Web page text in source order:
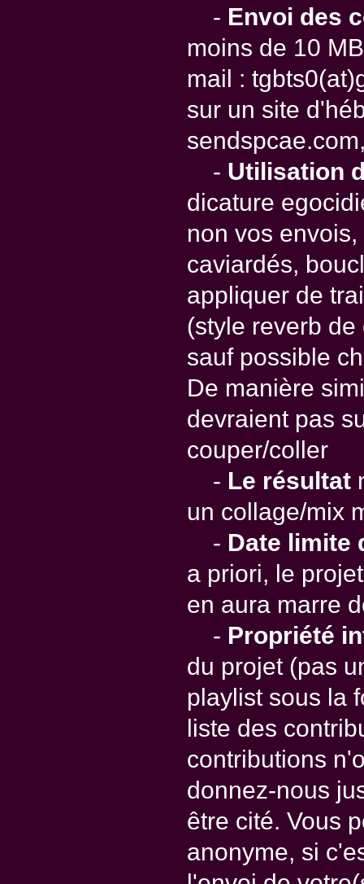
- Envoi des
moins de 10
mail :
sur un site
- Utilisation
dicature
non vos
caviardés,
appliquer de
(style reverb
sauf possible
De manière
devraient pas
couper/coller
- Le résultat
un collage/mix
- Date limite
a priori, le
en aura marre
- Propriété
du projet (pas
playlist sous la
liste des
contributions
donnez-nous
être cité. Vous
anonyme, si